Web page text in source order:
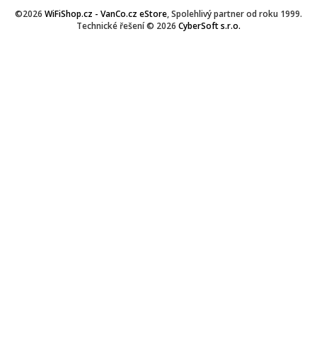
©2026 WiFiShop.cz - VanCo.cz eStore, Spolehlivý partner od roku 1999.
Technické řešení © 2026 CyberSoft s.r.o.